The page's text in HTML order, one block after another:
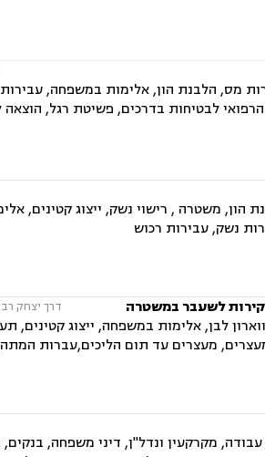
מס, הלבנת הון, אלימות במשפחה,
לבטיחות בדרכים, פשיטת רגל,
הון, משטרה , רישוי נשק, ייצוג קטינים,
נשק, עבירות רכוש
לשעבר במשטרה
דרך יצחק רבין 1 צומת ז'בוטינסקי, פתח
לבן, אלימות במשפחה, ייצוג קטינים,
מעצרים עד תום הליכים,עברות
מקרקעין ונדל"ן, דיני משפחה, בנקים,